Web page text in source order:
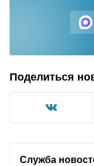
Поделиться
Служба